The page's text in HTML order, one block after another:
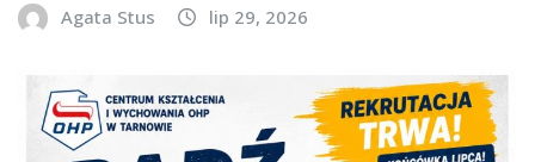
Agata Stus lip 29, 2026